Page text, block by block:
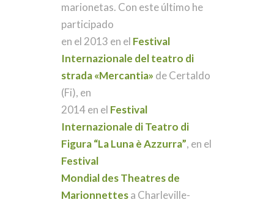
marionetas. Con este último he
participado
en el 2013 en el Festival
Internazionale del teatro di
strada «Mercantia» de Certaldo
(Fi), en
2014 en el Festival
Internazionale di Teatro di
Figura “La Luna è Azzurra”, en el
Festival
Mondial des Theatres de
Marionnettesa Charleville-